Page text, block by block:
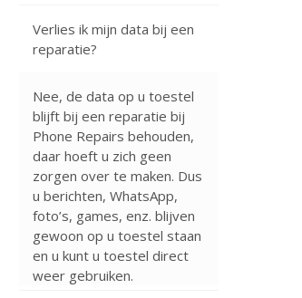
Verlies ik mijn data bij een
reparatie?
Nee, de data op u toestel
blijft bij een reparatie bij
Phone Repairs behouden,
daar hoeft u zich geen
zorgen over te maken. Dus
u berichten, WhatsApp,
foto’s, games, enz. blijven
gewoon op u toestel staan
en u kunt u toestel direct
weer gebruiken.